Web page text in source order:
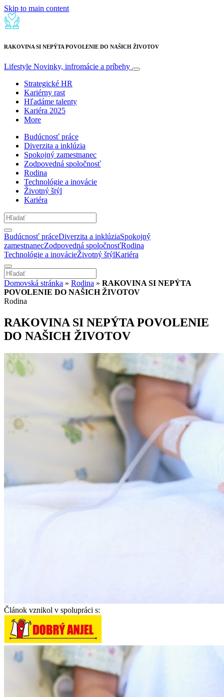
Skip to main content
RAKOVINA SI NEPÝTA POVOLENIE DO NAŠICH ŽIVOTOV
Lifestyle Novinky, infromácie a príbehy
Strategické HR
Kariérny rast
Hľadáme talenty
Kariéra 2025
More
Budúcnosť práce
Diverzita a inklúzia
Spokojný zamestnanec
Zodpovedná spoločnosť
Rodina
Technológie a inovácie
Životný štýl
Kariéra
Budúcnosť práceDiverzita a inklúziaSpokojný
zamestnanecZodpovedná spoločnosťRodina
Technológie a inovácieŽivotný štýlKariéra
Domovská stránka » Rodina » RAKOVINA SI NEPÝTA
POVOLENIE DO NAŠICH ŽIVOTOV
Rodina
RAKOVINA SI NEPÝTA POVOLENIE
DO NAŠICH ŽIVOTOV
Článok vznikol v spolupráci s: